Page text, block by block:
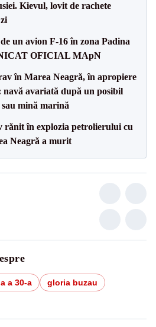
Kievul, lovit de rachete
un avion F‑16 în zona Padina
OFICIAL MApN
în Marea Neagră, în apropiere
navă avariată după un posibil
mină marină
rănit în explozia petrolierului cu
Neagră a murit
a 30-a
gloria buzau